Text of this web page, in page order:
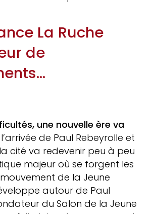
La Ruche
de
une nouvelle ère va
de Paul Rebeyrolle et
cité va redevenir peu à peu
majeur où se forgent les
de la Jeune
autour de Paul
du Salon de la Jeune